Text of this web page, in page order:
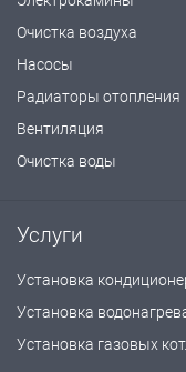
Очистка воздуха
Насосы
Радиаторы отопления
Вентиляция
Очистка воды
Услуги
Установка
Установка
Установка газовых